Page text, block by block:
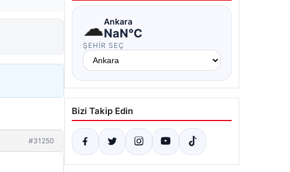
#31250
☁Ankara
NaN°C
ŞEHIR SEÇ
Bizi Takip Edin